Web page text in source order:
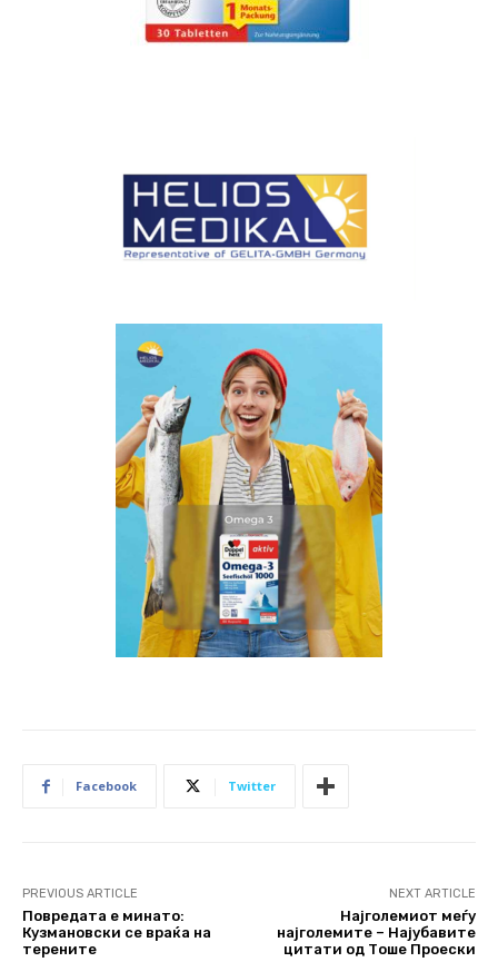
Facebook Twitter
PREVIOUS ARTICLE
Повредата е минато:
Кузмановски се враќа на
терените
NEXT ARTICLE
Најголемиот меѓу
најголемите – Најубавите
цитати од Тоше Проески